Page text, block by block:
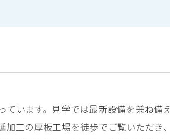
います。見学では最新設備を兼ね備え
工の厚板工場を徒歩でご覧いただき、